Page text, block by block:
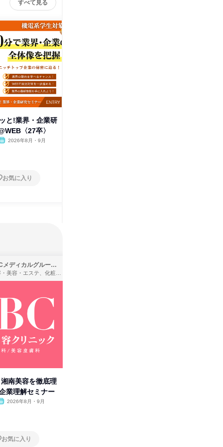
すべて見る
と!業界・企業研
〈27卒〉
2026年8月・9月
お気に入り
SBCメディカルグループ株式会社
理容・美容・エステ、化粧品・理美容用品小売、医療・病院
湘南美容を徹底理
業理解セミナー
2026年8月・9月
お気に入り